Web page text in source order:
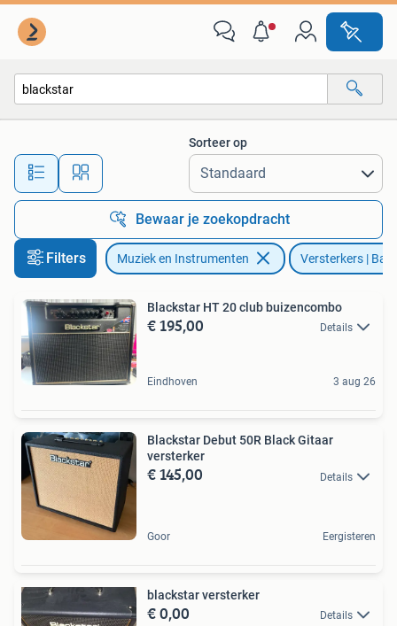
Alle afstanden…
Sorteer op
Bewaar je zoekopdracht
Filters Muziek en Instrumenten Versterkers | Bas
Blackstar HT 20 club buizencombo
€ 195,00 Details
Eindhoven 3 aug 26
Blackstar Debut 50R Black Gitaar
versterker
€ 145,00 Details
Goor Eergisteren
blackstar versterker
€ 0,00 Details